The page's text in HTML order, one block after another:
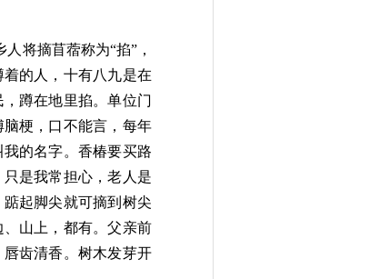
将摘苜蓿称为“掐”，
的人， 十有八九是在
蹲在地里掐。单位门
脑梗，口不能言，每年
我的名字。香椿要买路
只是我常担心，老人是
起脚尖就可摘到树尖
山上，都有。父亲前
齿清香。 树木发芽开